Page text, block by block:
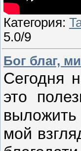
Категория:
5.0/9
Бог благ,
Сегодня
это
мой